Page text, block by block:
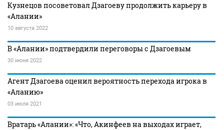
Кузнецов посоветовал Дзагоеву продолжить карьеру в
«Алании»
10 августа 2022
В «Алании» подтвердили переговоры с Дзагоевым
30 июня 2022
Агент Дзагоева оценил вероятность перехода игрока в
«Аланию»
03 июля 2021
Вратарь «Алании»: «Что, Акинфеев на выходах играет,